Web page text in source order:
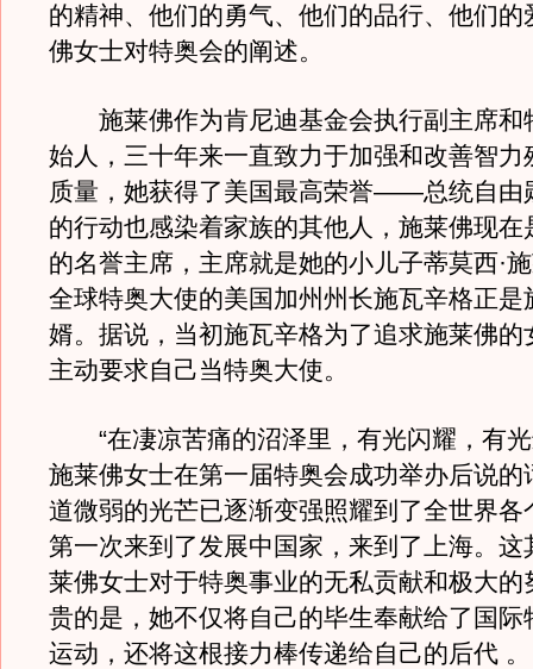
的精神、他们的勇气、他们的品行、他们的
佛女士对特奥会的阐述。
施莱佛作为肯尼迪基金会执行副主席和
始人，三十年来一直致力于加强和改善智力
质量，她获得了美国最高荣誉——总统自由
的行动也感染着家族的其他人，施莱佛现在
的名誉主席，主席就是她的小儿子蒂莫西·
全球特奥大使的美国加州州长施瓦辛格正是
婿。据说，当初施瓦辛格为了追求施莱佛的
主动要求自己当特奥大使。
“在凄凉苦痛的沼泽里，有光闪耀，有光
施莱佛女士在第一届特奥会成功举办后说的
道微弱的光芒已逐渐变强照耀到了全世界各
第一次来到了发展中国家，来到了上海。这
莱佛女士对于特奥事业的无私贡献和极大的
贵的是，她不仅将自己的毕生奉献给了国际
运动，还将这根接力棒传递给自己的后代 。